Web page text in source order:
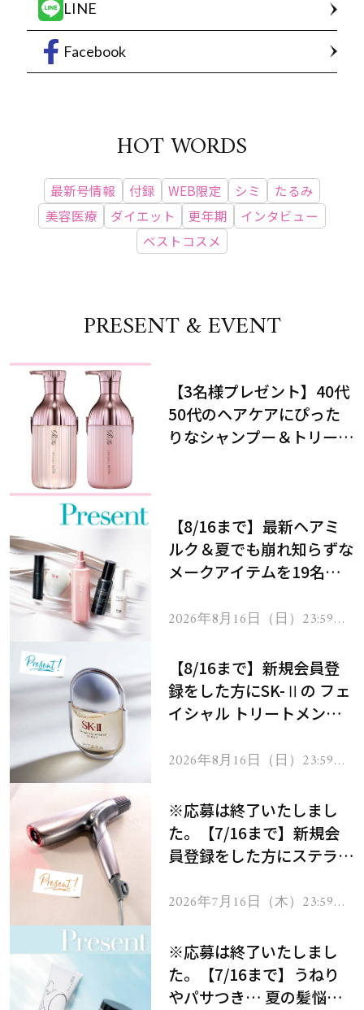
LINE
Facebook
HOT WORDS
最新号情報 付録 WEB限定 シミ
たるみ
美容医療
ダイエット 更年期
インタビュー
ベストコスメ
PRESENT & EVENT
【3名様プレゼント】40代
50代のヘアケアにぴった
りなシャンプー＆トリート
【8/16まで】最新ヘアミ
ルク＆夏でも崩れ知らずな
メークアイテムを19名様
2026年8月16日（日）23:59ま
【8/16まで】新規会員登
録をした方にSK-Ⅱの フェ
イシャル トリートメント
2026年8月16日（日）23:59ま
※応募は終了いたしまし
た。【7/16まで】新規会
員登録をした方にステラボ
ヘアドライヤー ジュエル
2026年7月16日（木）23:59ま
※応募は終了いたしまし
た。【7/16まで】うねり
やパサつき… 夏の髪悩み